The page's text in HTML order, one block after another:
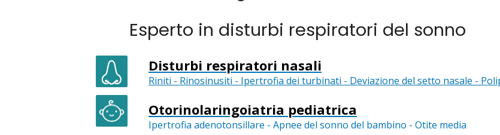
Esperto in disturbi respiratori del sonno
Disturbi respiratori nasali
Riniti - Rinosinusiti - Ipertrofia dei turbinati - Deviazione del setto nasale -
Otorinolaringoiatria pediatrica
Ipertrofia adenotonsillare - Apnee del sonno del bambino - Otite media